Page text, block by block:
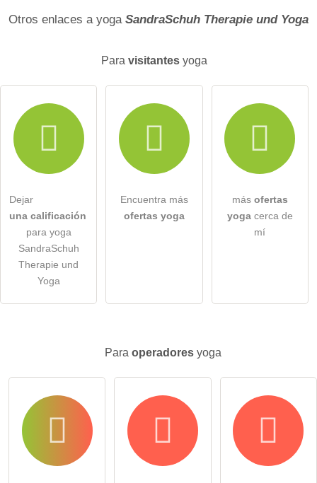
La direccion de correo no sera publicada)
Por la presente acepto los términos y condiciones
hacer una pregunta pública
Nota:tenga en cuenta que las preguntas públicas son
para todos los visitantes
Haga clic aquí para hacer una
Otros enlaces a yoga SandraSchuh Therapie und Yoga
Para visitantes yoga
Dejar
una calificación
para yoga
SandraSchuh
Therapie und
Yoga
Encuentra más
ofertas yoga
más ofertas
yogacerca de
mí
Para operadoresyoga